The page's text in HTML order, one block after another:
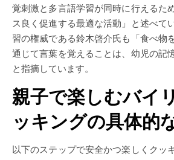
覚刺激と多言語学習が同時に行えるた
ス良く促進する最適な活動」と述べて
習の権威である鈴木啓介氏も「食べ物
通じて言葉を覚えることは、幼児の記
と指摘しています。
親子で楽しむバイ
ッキングの具体的
以下のステップで安全かつ楽しくクッ